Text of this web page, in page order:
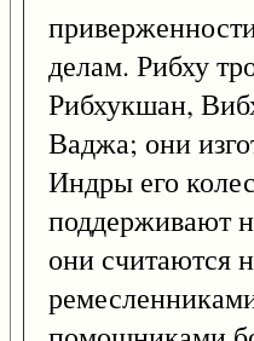
делам. Рибху
Рибхукшан,
Ваджа; они
Индры его
поддерживают
они считаются